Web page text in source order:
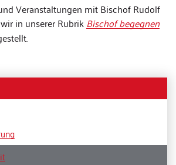
Veranstaltungen mit Bischof Rudolf
in unserer RubrikBischof begegnen